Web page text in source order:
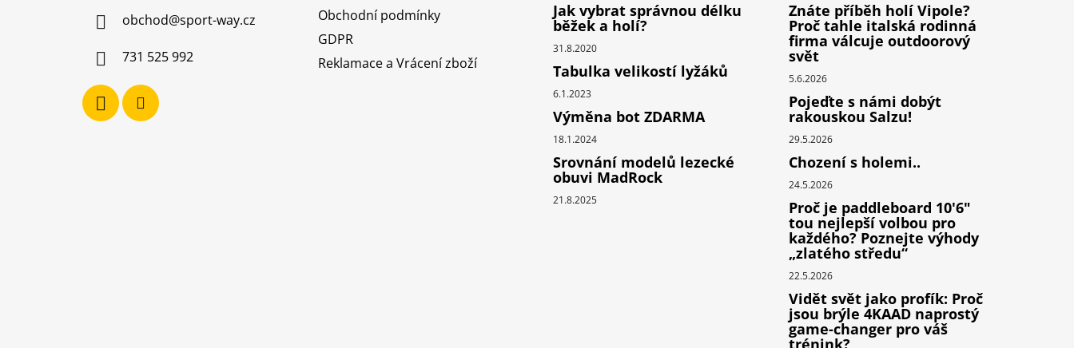
obchod@sport-way.cz
731 525 992
Obchodní podmínky
GDPR
Reklamace a Vrácení zboží
Jak vybrat správnou délku
běžek a holí?
31.8.2020
Tabulka velikostí lyžáků
6.1.2023
Výměna bot ZDARMA
18.1.2024
Srovnání modelů lezecké
obuvi MadRock
21.8.2025
Znáte příběh holí Vipole?
Proč tahle italská rodinná
firma válcuje outdoorový
svět
5.6.2026
Pojeďte s námi dobýt
rakouskou Salzu!
29.5.2026
Chození s holemi..
24.5.2026
Proč je paddleboard 10'6"
tou nejlepší volbou pro
každého? Poznejte výhody
„zlatého středu“
22.5.2026
Vidět svět jako profík: Proč
jsou brýle 4KAAD naprostý
game-changer pro váš